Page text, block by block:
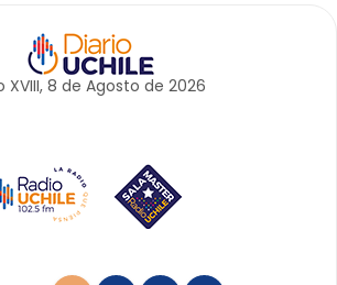
XVIII, 8 de Agosto de 2026